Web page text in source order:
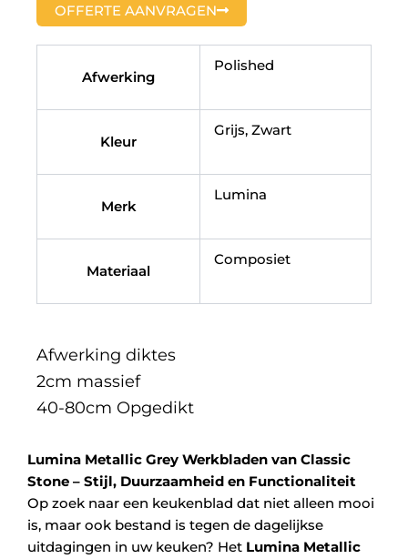
OFFERTE AANVRAGEN
Afwerking
Polished
Kleur
Grijs, Zwart
Merk
Lumina
Materiaal
Composiet
Afwerking diktes
2cm massief
40-80cm Opgedikt
Lumina Metallic Grey Werkbladen van Classic
Stone – Stijl, Duurzaamheid en Functionaliteit
Op zoek naar een keukenblad dat niet alleen mooi
is, maar ook bestand is tegen de dagelijkse
uitdagingen in uw keuken? Het Lumina Metallic